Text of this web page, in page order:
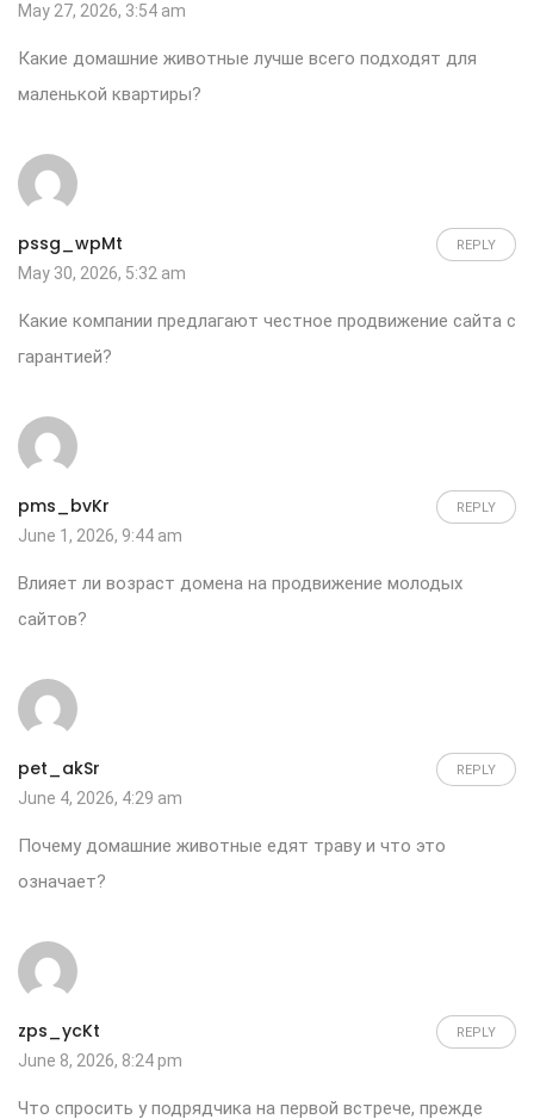
May 27, 2026, 3:54 am
Какие домашние животные лучше всего подходят для
маленькой квартиры?
pssg_wpMt REPLY
May 30, 2026, 5:32 am
Какие компании предлагают честное продвижение сайта с
гарантией?
pms_bvKr REPLY
June 1, 2026, 9:44 am
Влияет ли возраст домена на продвижение молодых
сайтов?
pet_akSr REPLY
June 4, 2026, 4:29 am
Почему домашние животные едят траву и что это
означает?
zps_ycKt REPLY
June 8, 2026, 8:24 pm
Что спросить у подрядчика на первой встрече, прежде